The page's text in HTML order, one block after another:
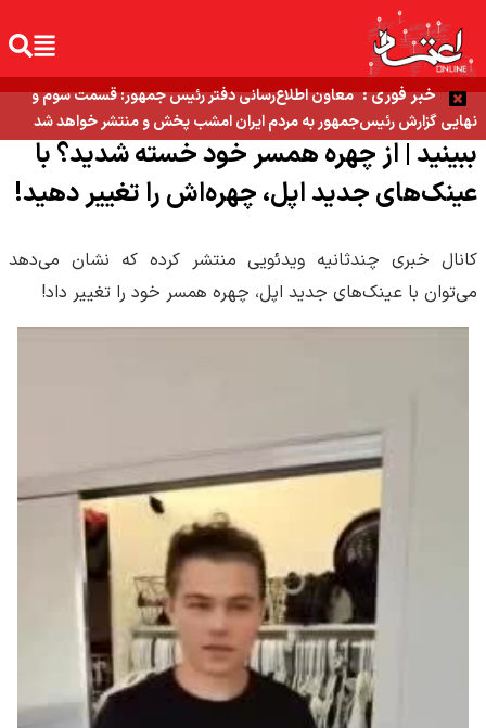
خبر فوری : معاون اطلاع‌رسانی دفتر رئیس جمهور: قسمت سوم و
نهایی گزارش رئیس‌جمهور به مردم ایران امشب پخش و منتشر خواهد شد
ببینید | از چهره همسر خود خسته شدید؟ با
عینک‌های جدید اپل، چهره‌اش را تغییر دهید!
کانال خبری چندثانیه ویدئویی منتشر کرده که نشان می‌دهد
می‌توان با عینک‌های جدید اپل، چهره همسر خود را تغییر داد!